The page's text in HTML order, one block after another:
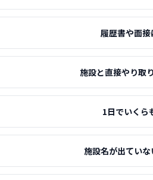
履歴書や面接
施設と直接やり取
1日でいくら
施設名が出てい